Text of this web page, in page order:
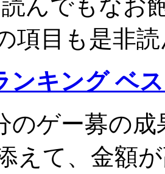
んでもなお
項目も是非
ンキング
のゲー募の
えて、金額